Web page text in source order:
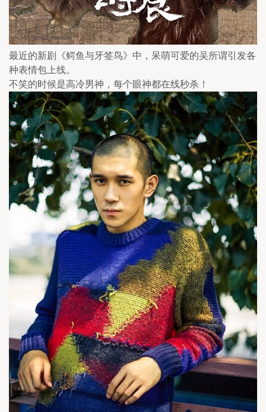
最近的新剧《鳄鱼与牙签鸟》中，呆萌可爱的吴所谓引发各
种表情包上线。
不笑的时候是高冷男神，每个眼神都在线秒杀！